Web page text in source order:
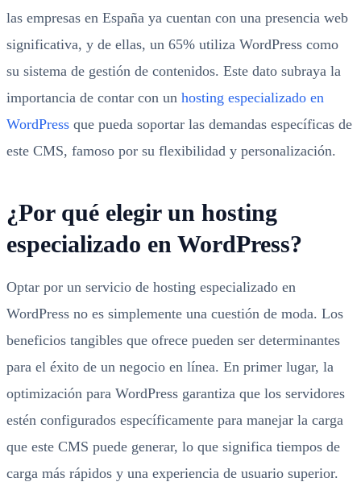
las empresas en España ya cuentan con una presencia web
significativa, y de ellas, un 65% utiliza WordPress como
su sistema de gestión de contenidos. Este dato subraya la
importancia de contar con un hosting especializado en
WordPress que pueda soportar las demandas específicas de
este CMS, famoso por su flexibilidad y personalización.
¿Por qué elegir un hosting
especializado en WordPress?
Optar por un servicio de hosting especializado en
WordPress no es simplemente una cuestión de moda. Los
beneficios tangibles que ofrece pueden ser determinantes
para el éxito de un negocio en línea. En primer lugar, la
optimización para WordPress garantiza que los servidores
estén configurados específicamente para manejar la carga
que este CMS puede generar, lo que significa tiempos de
carga más rápidos y una experiencia de usuario superior.